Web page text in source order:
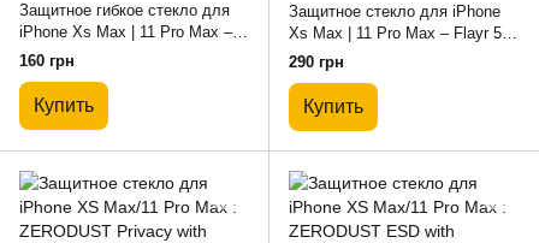
Защитное гибкое стекло для
iPhone Xs Max | 11 Pro Max –
9D Ceramic Clear
160 грн
Купить
Защитное стекло для iPhone
Xs Max | 11 Pro Max – Flayr 5D
Diamond
290 грн
Купить